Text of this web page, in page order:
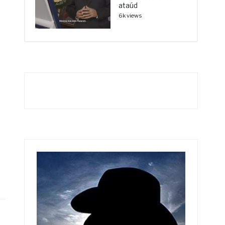
ataúd
6k views